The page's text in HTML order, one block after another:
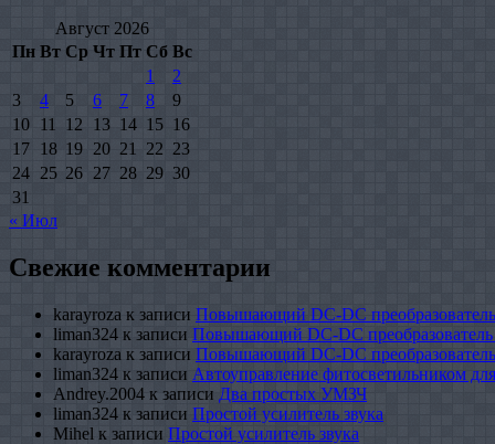
Август 2026
Пн Вт Ср Чт Пт Сб Вс
1
2
3
4 5 6 7 8
9
10
11 12 13 14 15 16
17 18 19 20 21 22 23
24 25 26 27 28 29 30
31
« Июл
Свежие комментарии
karayroza к записи Повышающий DC-DC
liman324 к записи Повышающий DC-DC
karayroza к записи Повышающий DC-DC
liman324 к записи Автоуправление фитосветильником
Andrey.2004 к записи Два простых УМЗЧ
liman324 к записи Простой усилитель звука
Mihel к записи Простой усилитель звука